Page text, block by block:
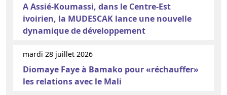
A Assié-Koumassi, dans le Centre-Est
ivoirien, la MUDESCAK lance une nouvelle
dynamique de développement
mardi 28 juillet 2026
Diomaye Faye à Bamako pour «réchauffer»
les relations avec le Mali